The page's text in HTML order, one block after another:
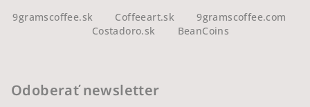
9gramscoffee.sk Coffeeart.sk
9gramscoffee.com
Costadoro.sk
BeanCoins
Odoberať newsletter